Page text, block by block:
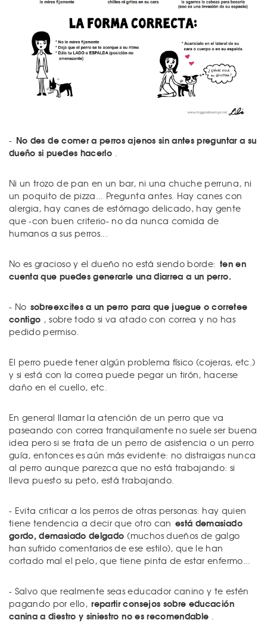
- No des de comer a perros ajenos sin antes preguntar a su
dueño si puedes hacerlo
Ni un trozo de pan en un bar, ni una chuche perruna, ni
un poquito de pizza... Pregunta antes. Hay canes con
alergia, hay canes de estómago delicado, hay gente
que -con buen criterio- no da nunca comida de
humanos a sus perros...
No es gracioso y el dueño no está siendo borde: ten en
cuenta que puedes generarle una diarrea a un perro.
- No sobreexcites a un perro para que juegue o corretee
contigo , sobre todo si va atado con correa y no has
pedido permiso.
El perro puede tener algún problema físico (cojeras, etc.)
y si está con la correa puede pegar un tirón, hacerse
daño en el cuello, etc.
En general llamar la atención de un perro que va
paseando con correa tranquilamente no suele ser buena
idea pero si se trata de un perro de asistencia o un perro
guía, entonces es aún más evidente: no distraigas nunca
al perro aunque parezca que no está trabajando: si
lleva puesto su peto, está trabajando.
- Evita criticar a los perros de otras personas: hay quien
tiene tendencia a decir que otro can está demasiado
gordo, demasiado delgado (muchos dueños de galgo
han sufrido comentarios de ese estilo), que le han
cortado mal el pelo, que tiene pinta de estar enfermo...
- Salvo que realmente seas educador canino y te estén
pagando por ello, repartir consejos sobre educación
canina a diestro y siniestro no es recomendable